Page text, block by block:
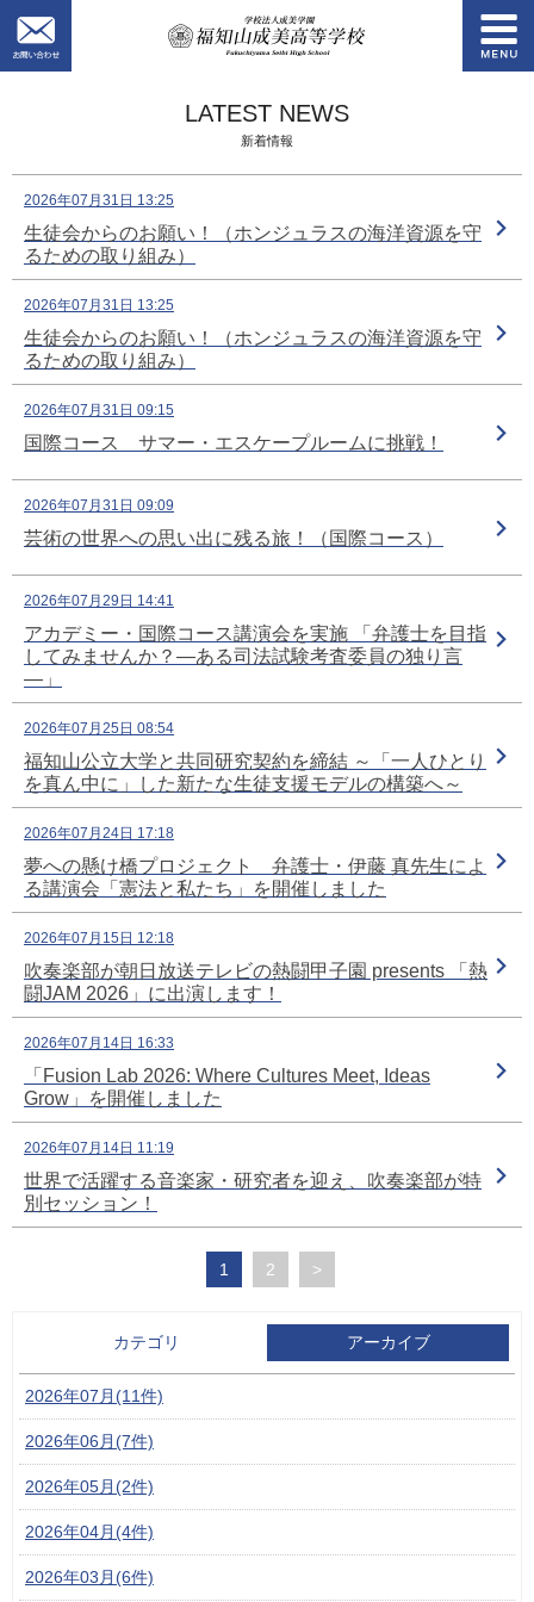
学校法人成美学
LATEST NEWS
新着情報
2026年07月31日 13:25
生徒会からのお願い！（ホンジュラスの海洋資源を守
るための取り組み）
2026年07月31日 13:25
生徒会からのお願い！（ホンジュラスの海洋資源を守
るための取り組み）
2026年07月31日 09:15
国際コース サマー・エスケープルームに挑戦！
2026年07月31日 09:09
芸術の世界への思い出に残る旅！（国際コース）
2026年07月29日 14:41
アカデミー・国際コース講演会を実施 「弁護士を目指
してみませんか？―ある司法試験考査委員の独り言
―」
2026年07月25日 08:54
福知山公立大学と共同研究契約を締結 ～「一人ひとり
を真ん中に」した新たな生徒支援モデルの構築へ～
2026年07月24日 17:18
夢への懸け橋プロジェクト 弁護士・伊藤 真先生によ
る講演会「憲法と私たち」を開催しました
2026年07月15日 12:18
吹奏楽部が朝日放送テレビの熱闘甲子園 presents 「熱
闘JAM 2026」に出演します！
2026年07月14日 16:33
「Fusion Lab 2026: Where Cultures Meet, Ideas
Grow」を開催しました
2026年07月14日 11:19
世界で活躍する音楽家・研究者を迎え、吹奏楽部が特
別セッション！
1 2 >
カテゴリ アーカイブ
2026年07月(11件)
2026年06月(7件)
2026年05月(2件)
2026年04月(4件)
2026年03月(6件)